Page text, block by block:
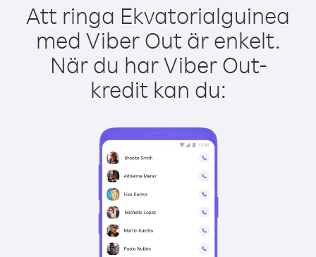
Att ringa Ekvatorialguinea
med Viber Out är enkelt.
När du har Viber Out-
kredit kan du: